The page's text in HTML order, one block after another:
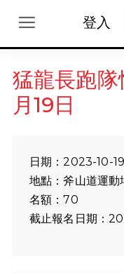
登入
猛龍長跑
月19日
日期：2023-10-
地點：斧山道運動
名額：70
截止報名日期：